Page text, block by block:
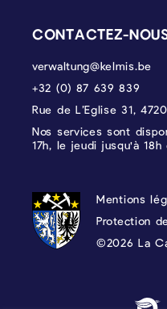
CONTACTEZ-
verwaltung@kelmis.be
+32 (0) 87 639 839
Rue de L’Eglise 31,
Nos services sont
17h, le jeudi jusqu'à
PROTECTION
Mentions
Protection
©2026 La